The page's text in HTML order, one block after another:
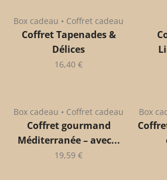
Box cadeau • Coffret cadeau
Coffret Tapenades &
Délices
16,40 €
Box cadeau • Coffret cadeau
Coffret gourmand
Méditerranée – avec...
19,59 €
Box